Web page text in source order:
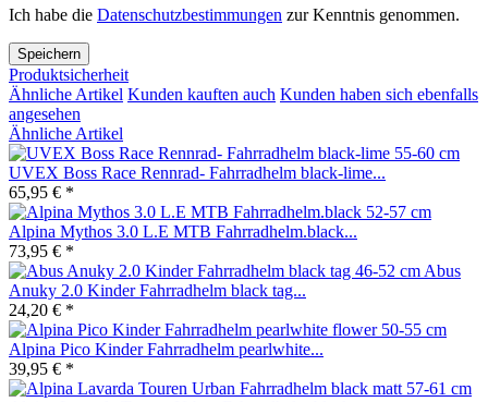
Ich habe die Datenschutzbestimmungen zur Kenntnis genommen.
Speichern
Produktsicherheit
Ähnliche Artikel Kunden kauften auch Kunden haben sich ebenfalls
angesehen
Ähnliche Artikel
UVEX Boss Race Rennrad- Fahrradhelm black-lime...
65,95 € *
Alpina Mythos 3.0 L.E MTB Fahrradhelm.black...
73,95 € *
Abus
Anuky 2.0 Kinder Fahrradhelm black tag...
24,20 € *
Alpina Pico Kinder Fahrradhelm pearlwhite...
39,95 € *